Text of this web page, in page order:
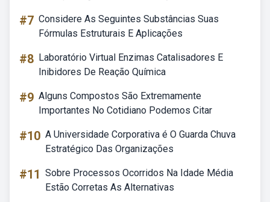
#7 Considere As Seguintes Substâncias Suas
Fórmulas Estruturais E Aplicações
#8 Laboratório Virtual Enzimas Catalisadores E
Inibidores De Reação Química
#9 Alguns Compostos São Extremamente
Importantes No Cotidiano Podemos Citar
#10 A Universidade Corporativa é O Guarda Chuva
Estratégico Das Organizações
#11 Sobre Processos Ocorridos Na Idade Média
Estão Corretas As Alternativas